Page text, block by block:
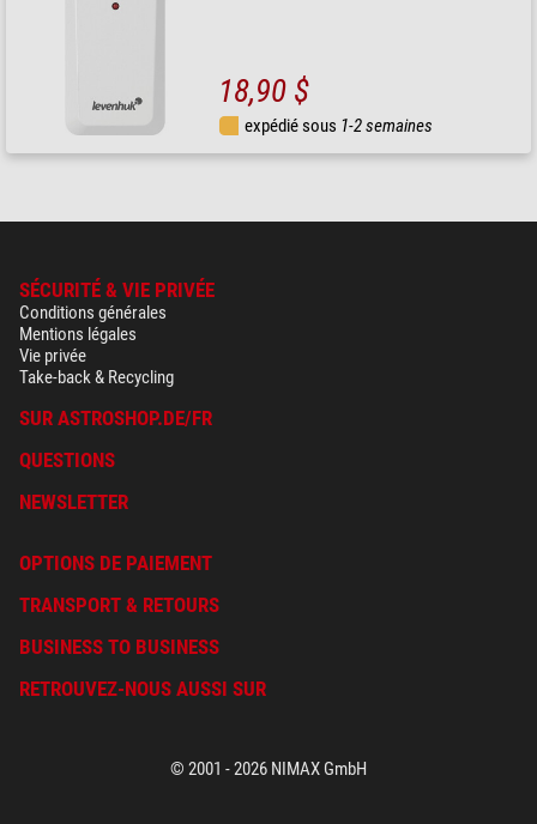
18,90 $
expédié sous 1-2 semaines
SÉCURITÉ & VIE PRIVÉE
Conditions générales
Mentions légales
Vie privée
Take-back & Recycling
SUR ASTROSHOP.DE/FR
QUESTIONS
NEWSLETTER
OPTIONS DE PAIEMENT
TRANSPORT & RETOURS
BUSINESS TO BUSINESS
RETROUVEZ-NOUS AUSSI SUR
© 2001 - 2026 NIMAX GmbH